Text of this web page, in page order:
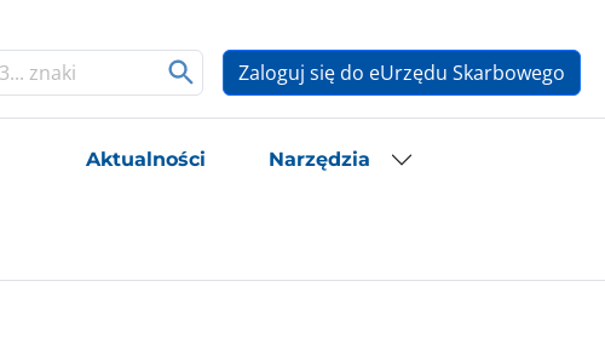
Zaloguj się do eUrzędu Skarbowego
Aktualności Narzędzia